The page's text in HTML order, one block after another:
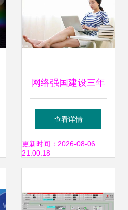
网络强国建设三年
行动年内启动，一
揽子政策利好网络
查看详情
更新时间：2026-08-06
21:00:18